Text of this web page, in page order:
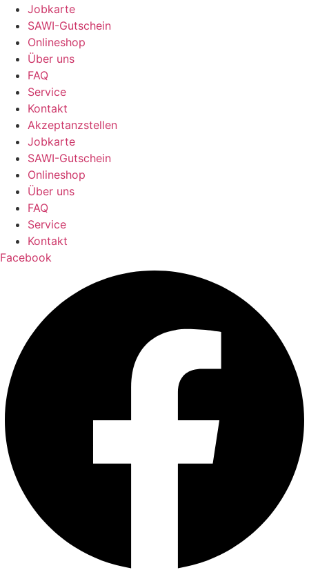
Jobkarte
SAWI-Gutschein
Onlineshop
Über uns
FAQ
Service
Kontakt
Akzeptanzstellen
Jobkarte
SAWI-Gutschein
Onlineshop
Über uns
FAQ
Service
Kontakt
Facebook